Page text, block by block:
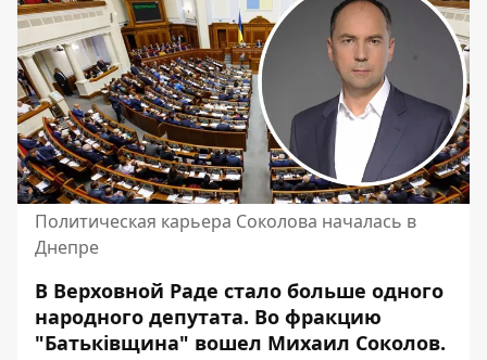
Политическая карьера Соколова началась в
Днепре
В Верховной Раде стало больше одного
народного депутата. Во фракцию
"Батьківщина" вошел Михаил Соколов.